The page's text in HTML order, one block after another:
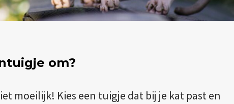
om?
moeilijk! Kies een tuigje dat bij je kat past en